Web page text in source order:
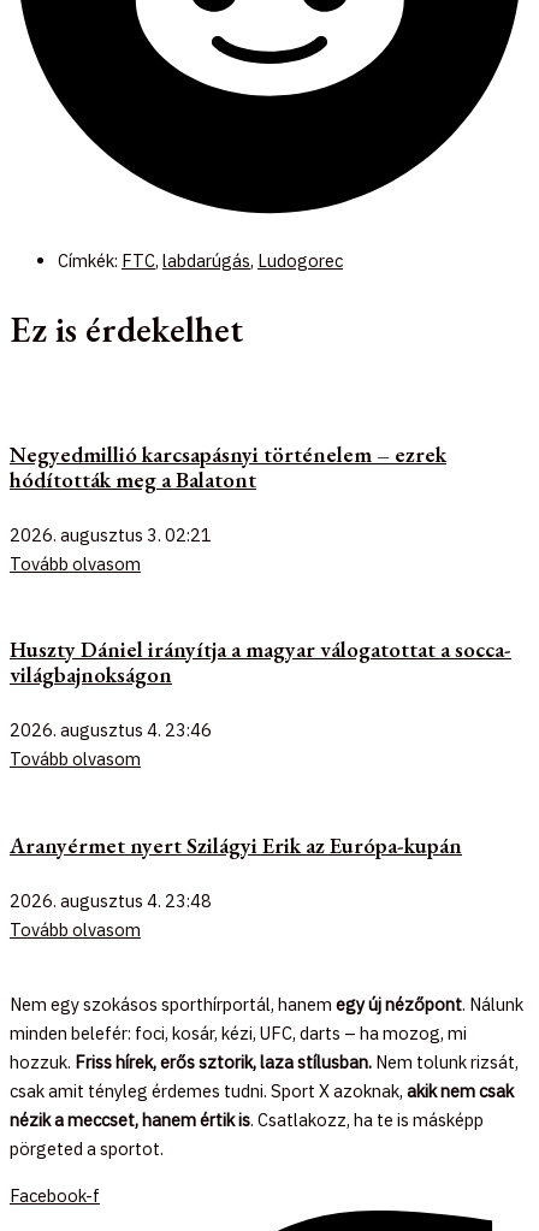
Címkék: FTC, labdarúgás, Ludogorec
Ez is érdekelhet
Negyedmillió karcsapásnyi történelem – ezrek
hódították meg a Balatont
2026. augusztus 3. 02:21
Tovább olvasom
Huszty Dániel irányítja a magyar válogatottat a socca-
világbajnokságon
2026. augusztus 4. 23:46
Tovább olvasom
Aranyérmet nyert Szilágyi Erik az Európa-kupán
2026. augusztus 4. 23:48
Tovább olvasom
Nem egy szokásos sporthírportál, hanem egy új nézőpont. Nálunk
minden belefér: foci, kosár, kézi, UFC, darts – ha mozog, mi
hozzuk. Friss hírek, erős sztorik, laza stílusban. Nem tolunk rizsát,
csak amit tényleg érdemes tudni. Sport X azoknak, akik nem csak
nézik a meccset, hanem értik is. Csatlakozz, ha te is másképp
pörgeted a sportot.
Facebook-f